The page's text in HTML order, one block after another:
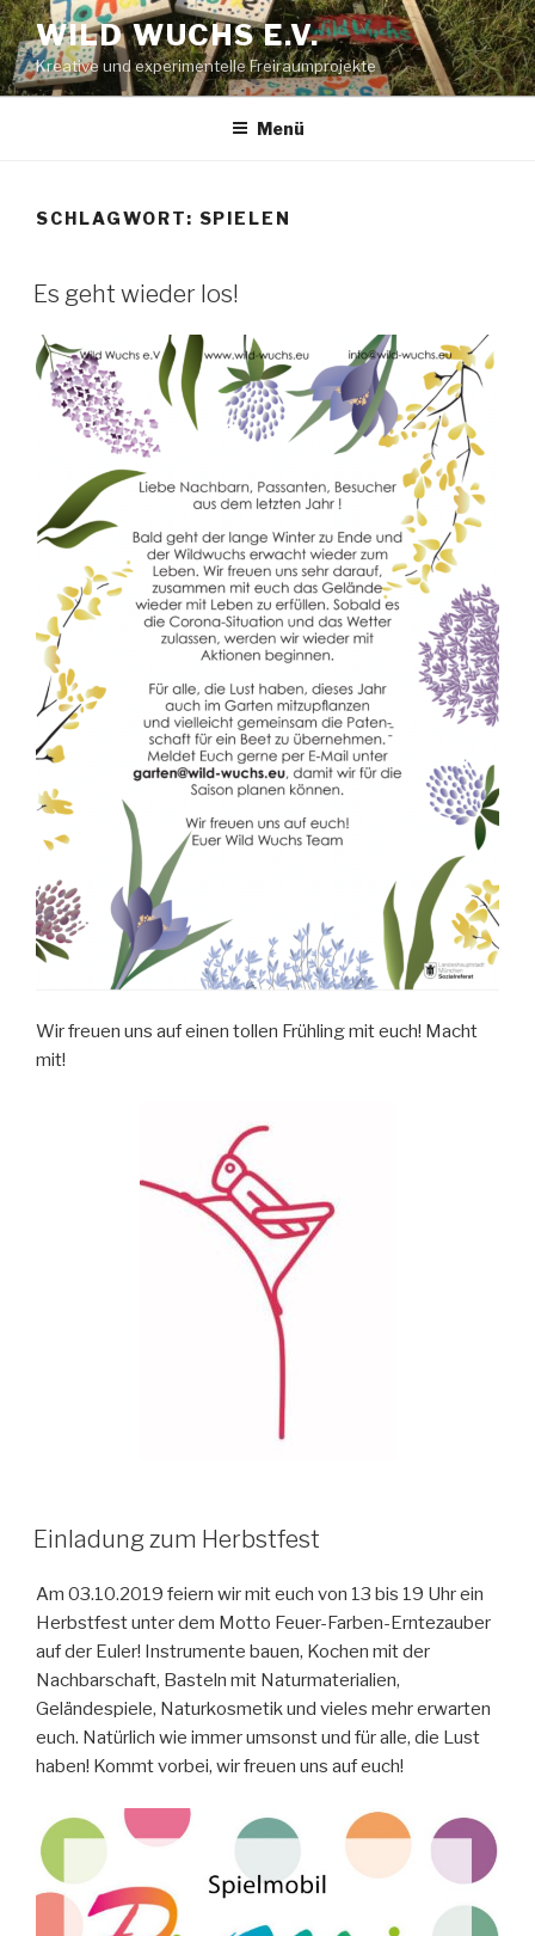
Zum
Inhalt
springen
WILD WUCHS E.V.
Kreative und experimentelle Freiraumprojekte
Menü
SCHLAGWORT: SPIELEN
Es geht wieder los!
Wir freuen uns auf einen tollen Frühling mit euch! Macht
mit!
Einladung zum Herbstfest
Am 03.10.2019 feiern wir mit euch von 13 bis 19 Uhr ein
Herbstfest unter dem Motto Feuer-Farben-Erntezauber
auf der Euler! Instrumente bauen, Kochen mit der
Nachbarschaft, Basteln mit Naturmaterialien,
Geländespiele, Naturkosmetik und vieles mehr erwarten
euch. Natürlich wie immer umsonst und für alle, die Lust
haben! Kommt vorbei, wir freuen uns auf euch!